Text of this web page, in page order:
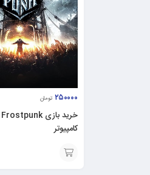
۲۵۰۰۰۰ تومان
کامپیوتر